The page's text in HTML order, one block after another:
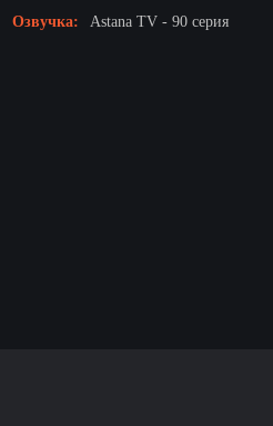
Озвучка:
Astana TV - 90 серия